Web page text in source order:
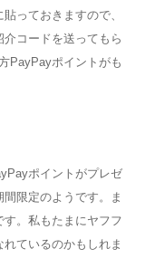
っておきますので、
コードを送ってもら
PayPayポイントがも
ポイントがプレゼ
限定のようです。ま
。私もたまにヤフフ
ているのかもしれま